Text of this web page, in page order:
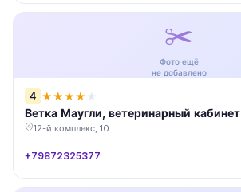
✂️
Фото ещё
не добавлено
4 ★★★★ ★
Ветка Маугли, ветеринарный кабинет
12-й комплекс, 10
+79872325377